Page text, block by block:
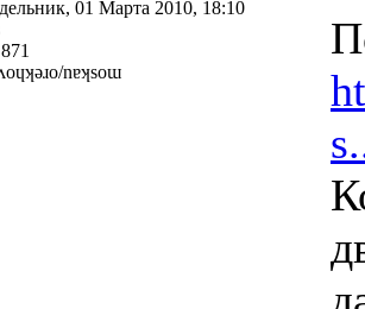
01 Марта 2010, 18:10
nɐʞsoɯ